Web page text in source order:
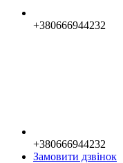
+380666944232
+380666944232
Замовити дзвінок